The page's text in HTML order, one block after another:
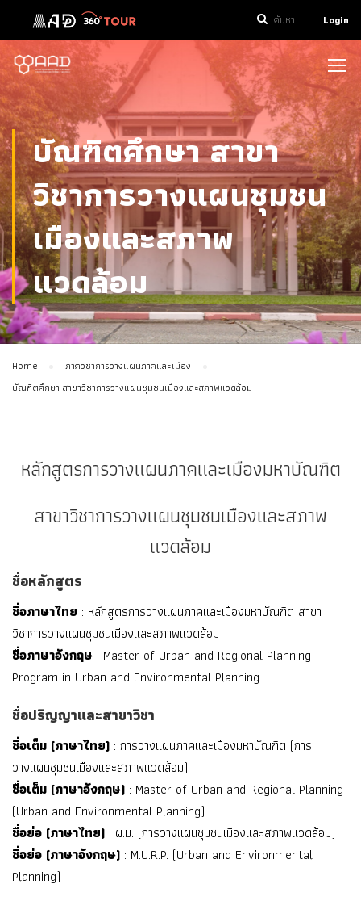
Login
บัณฑิตศึกษา สาขา
วิชาการวางแผนชุมชน
เมืองและสภาพ
แวดล้อม
Home
ภาควิชาการวางแผนภาคและเมือง
บัณฑิตศึกษา สาขาวิชาการวางแผนชุมชนเมืองและสภาพแวดล้อม
หลักสูตรการวางแผนภาคและเมืองมหาบัณฑิต
สาขาวิชาการวางแผนชุมชนเมืองและสภาพ
แวดล้อม
ชื่อหลักสูตร
ชื่อภาษาไทย : หลักสูตรการวางแผนภาคและเมืองมหาบัณฑิต สาขา
วิชาการวางแผนชุมชนเมืองและสภาพแวดล้อม
ชื่อภาษาอังกฤษ : Master of Urban and Regional Planning
Program in Urban and Environmental Planning
ชื่อปริญญาและสาขาวิชา
ชื่อเต็ม (ภาษาไทย) : การวางแผนภาคและเมืองมหาบัณฑิต (การ
วางแผนชุมชนเมืองและสภาพแวดล้อม)
ชื่อเต็ม (ภาษาอังกฤษ) : Master of Urban and Regional Planning
(Urban and Environmental Planning)
ชื่อย่อ (ภาษาไทย) : ผ.ม. (การวางแผนชุมชนเมืองและสภาพแวดล้อม)
ชื่อย่อ (ภาษาอังกฤษ) : M.U.R.P. (Urban and Environmental
Planning)